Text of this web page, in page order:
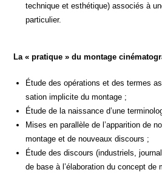
tech­nique et esthé­tique) asso­ciés à
particulier.
La « pra­tique » du mon­tage
Étude des opé­ra­tions et des termes
sa­tion impli­cite du montage ;
Étude de la nais­sance d’une
Mises en paral­lèle de l’apparition de
mon­tage et de nou­veaux discours ;
Étude des dis­cours (indus­triels,
de base à l’élaboration du concept de